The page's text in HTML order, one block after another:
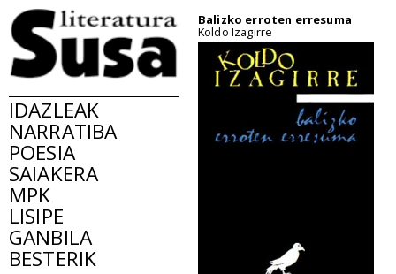
IDAZLEAK
NARRATIBA
POESIA
SAIAKERA
MPK
LISIPE
GANBILA
BESTERIK
Balizko erroten erresuma
Koldo Izagirre